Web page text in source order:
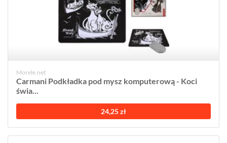
Morele.net
Carmani Podkładka pod mysz komputerową - Koci
świa...
24,25 zł